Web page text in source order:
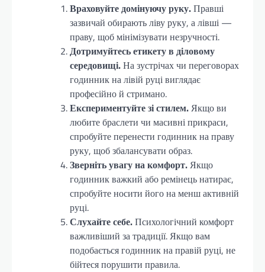
Враховуйте домінуючу руку.Правші
зазвичай обирають ліву руку, а лівші —
праву, щоб мінімізувати незручності.
Дотримуйтесь етикету в діловому
середовищі.На зустрічах чи переговорах
годинник на лівій руці виглядає
професійно й стримано.
Експериментуйте зі стилем.Якщо ви
любите браслети чи масивні прикраси,
спробуйте перенести годинник на праву
руку, щоб збалансувати образ.
Зверніть увагу на комфорт.Якщо
годинник важкий або ремінець натирає,
спробуйте носити його на менш активній
руці.
Слухайте себе.Психологічний комфорт
важливіший за традиції. Якщо вам
подобається годинник на правій руці, не
бійтеся порушити правила.